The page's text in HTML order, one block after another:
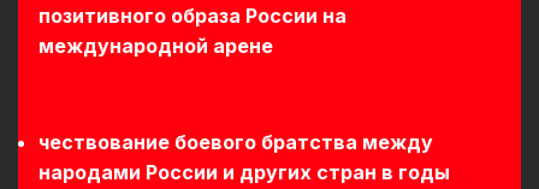
позитивного образа России на
международной арене
чествование боевого братства между
народами России и других стран в годы